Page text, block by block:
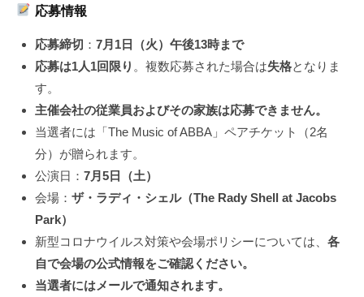
応募情報
応募締切 ： 7月1日（火）午後13時まで
応募は1人1回限り 。複数応募された場合は失格となりま
す。
主催会社の従業員およびその家族は応募できません。
当選者には「The Music of ABBA」ペアチケット（2名
分）が贈られます。
公演日： 7月5日（土）
会場： ザ・ラディ・シェル（The Rady Shell at Jacobs
Park）
新型コロナウイルス対策や会場ポリシーについては、 各
自で会場の公式情報をご確認ください。
当選者にはメールで通知されます。